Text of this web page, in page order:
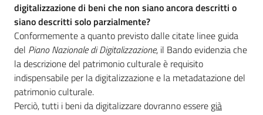
attività
Servizi
digitalizzazione di beni che non siano ancora descritti o
siano descritti solo parzialmente?
Conformemente a quanto previsto dalle citate linee guida
del Piano Nazionale di Digitalizzazione, il Bando evidenzia che
la descrizione del patrimonio culturale è requisito
indispensabile per la digitalizzazione e la metadatazione del
patrimonio culturale.
Perciò, tutti i beni da digitalizzare dovranno essere già